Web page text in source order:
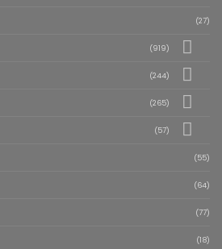
(27)
(919)
(244)
(265)
(57)
(55)
(64)
(77)
(18)